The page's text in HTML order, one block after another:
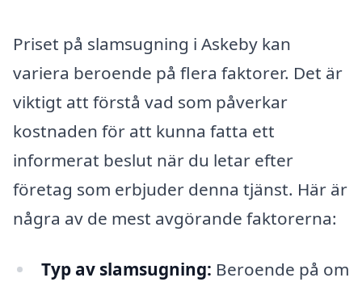
Priset på slamsugning i Askeby kan
variera beroende på flera faktorer. Det är
viktigt att förstå vad som påverkar
kostnaden för att kunna fatta ett
informerat beslut när du letar efter
företag som erbjuder denna tjänst. Här är
några av de mest avgörande faktorerna:
Typ av slamsugning: Beroende på om